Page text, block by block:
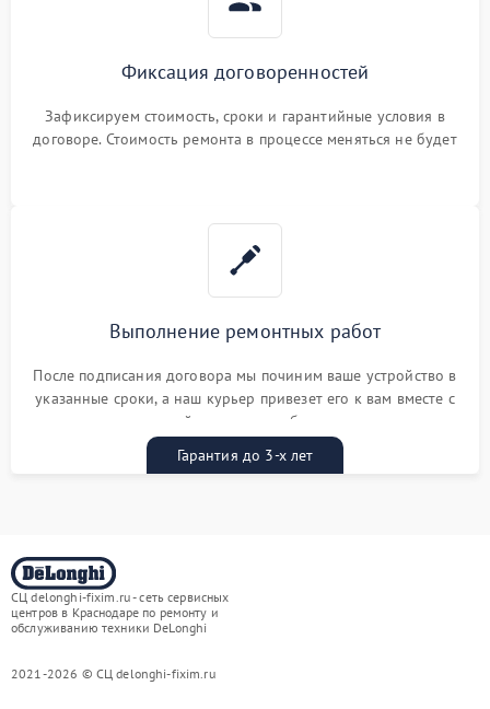
Фиксация договоренностей
Зафиксируем стоимость, сроки и гарантийные условия в
договоре. Стоимость ремонта в процессе меняться не будет
Выполнение ремонтных работ
После подписания договора мы починим ваше устройство в
указанные сроки, а наш курьер привезет его к вам вместе с
гарантийным талоном бесплатно
Гарантия до 3-х лет
СЦ delonghi-fixim.ru - сеть сервисных
центров в Краснодаре по ремонту и
обслуживанию техники DeLonghi
2021-2026 © СЦ delonghi-fixim.ru